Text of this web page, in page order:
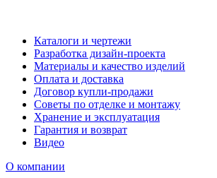
Каталоги и чертежи
Разработка дизайн-проекта
Материалы и качество изделий
Оплата и доставка
Договор купли-продажи
Советы по отделке и монтажу
Хранение и эксплуатация
Гарантия и возврат
Видео
О компании